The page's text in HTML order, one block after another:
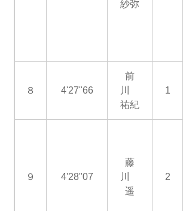
紗弥
８ 4'27"66
前
川
祐紀
1
９ 4'28"07
藤
川
遥
2